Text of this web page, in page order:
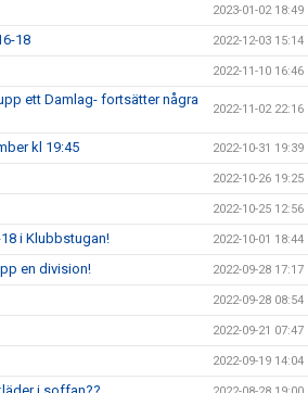
2023-01-02 18:49
18 2022-12-03 15:14
2022-11-10 16:46
ett Damlag- fortsätter några
2022-11-02 22:16
kl 19:45 2022-10-31 19:39
2022-10-26 19:25
2022-10-25 12:56
i Klubbstugan! 2022-10-01 18:44
en division! 2022-09-28 17:17
2022-09-28 08:54
2022-09-21 07:47
2022-09-19 14:04